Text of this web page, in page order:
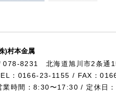
)村本金属
078-8231 北海道旭川市2条通
：0166-23-1155 / FAX：
業時間：8:30〜17:30 / 定休日